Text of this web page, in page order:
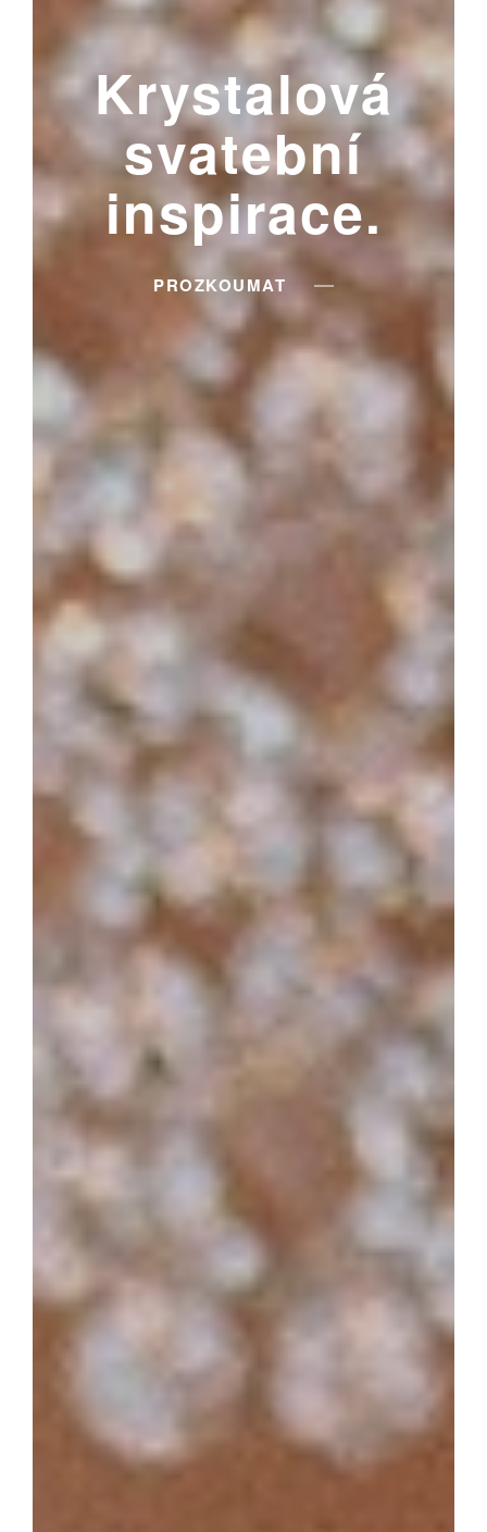
Krystalová
svatební
inspirace.
PROZKOUMAT